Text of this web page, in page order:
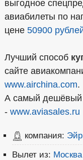
выгодное
авиабилеты по
цене 50900
Лучший способ
сайте
www.airchina.com.
А самый дешёвый
- www.aviasales.ru
компания:
Вылет из: Москва